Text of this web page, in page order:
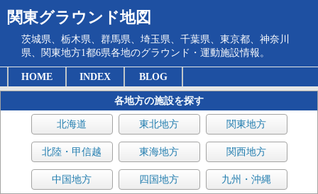
関東グラウンド地図
茨城県、栃木県、群馬県、埼玉県、千葉県、東京都、神奈川
県、関東地方1都6県各地のグラウンド・運動施設情報。
HOME INDEX BLOG
各地方の施設を探す
北海道 東北地方 関東地方
北陸・甲信越 東海地方 関西地方
中国地方 四国地方 九州・沖縄